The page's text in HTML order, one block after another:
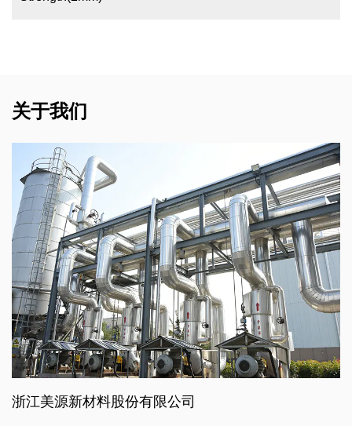
关于我们
浙江美源新材料股份有限公司